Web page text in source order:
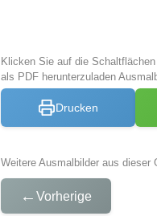
Klicken Sie auf die
als PDF herunterzuladen
Drucken
Weitere Ausmalbilder aus dieser
← Vorherige